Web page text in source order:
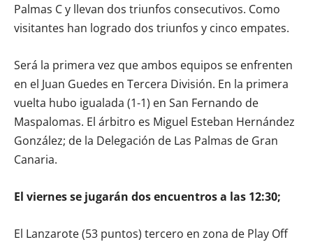
Palmas C y llevan dos triunfos consecutivos. Como
visitantes han logrado dos triunfos y cinco empates.
Será la primera vez que ambos equipos se enfrenten
en el Juan Guedes en Tercera División. En la primera
vuelta hubo igualada (1-1) en San Fernando de
Maspalomas. El árbitro es Miguel Esteban Hernández
González; de la Delegación de Las Palmas de Gran
Canaria.
El viernes se jugarán dos encuentros a las 12:30;
El Lanzarote (53 puntos) tercero en zona de Play Off